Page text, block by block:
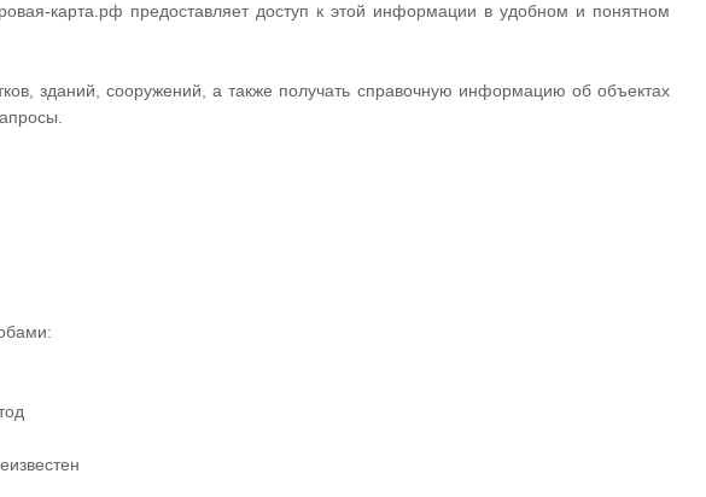
карта.рф предоставляет доступ к этой информации в удобном и понятном
зданий, сооружений, а также получать справочную информацию об объектах